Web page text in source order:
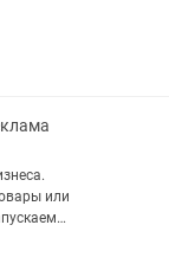
или
на рекламу!!!